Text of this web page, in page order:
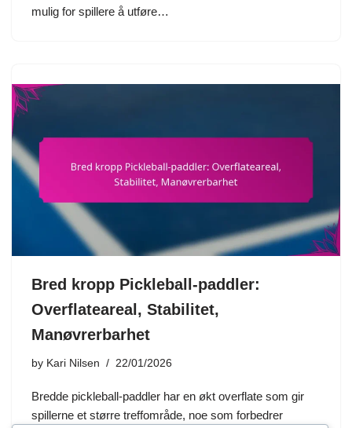
mulig for spillere å utføre…
Bred kropp Pickleball-paddler:
Overflateareal, Stabilitet,
Manøvrerbarhet
by Kari Nilsen 22/01/2026
Bredde pickleball-paddler har en økt overflate som gir
spillerne et større treffområde, noe som forbedrer